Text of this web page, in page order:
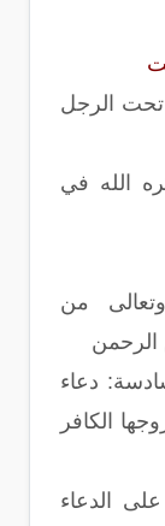
تحت الرجل
الله في
من
دعاء
الكافر
الدعاء